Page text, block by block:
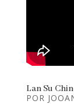
Lan Su
POR